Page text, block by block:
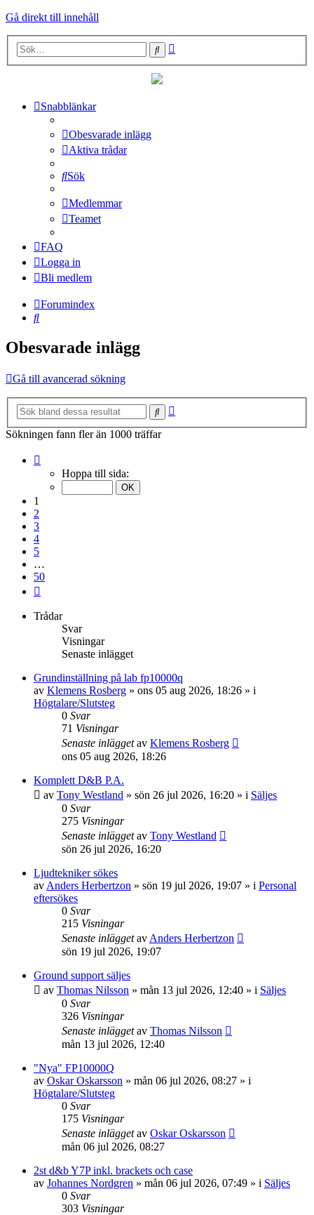
Gå direkt till innehåll
Sök
Snabblänkar
Obesvarade inlägg
Aktiva trådar
Sök
Medlemmar
Teamet
FAQ
Logga in
Bli medlem
Forumindex
Sök
Obesvarade inlägg
Gå till avancerad sökning
Sök
Sökningen fann fler än 1000 träffar
Hoppa till sida:
1
2
3
4
5
…
50
Trådar
Svar
Visningar
Senaste inlägget
Grundinställning på lab fp10000q
av Klemens Rosberg » ons 05 aug 2026, 18:26 » i
Högtalare/Slutsteg
0 Svar
71 Visningar
Senaste inläggetav Klemens Rosberg
ons 05 aug 2026, 18:26
Komplett D&B P.A.
av Tony Westland » sön 26 jul 2026, 16:20 » i Säljes
0 Svar
275 Visningar
Senaste inläggetav Tony Westland
sön 26 jul 2026, 16:20
Ljudtekniker sökes
av Anders Herbertzon » sön 19 jul 2026, 19:07 » i Personal
eftersökes
0 Svar
215 Visningar
Senaste inläggetav Anders Herbertzon
sön 19 jul 2026, 19:07
Ground support säljes
av Thomas Nilsson » mån 13 jul 2026, 12:40 » i Säljes
0 Svar
326 Visningar
Senaste inläggetav Thomas Nilsson
mån 13 jul 2026, 12:40
"Nya" FP10000Q
av Oskar Oskarsson » mån 06 jul 2026, 08:27 » i
Högtalare/Slutsteg
0 Svar
175 Visningar
Senaste inläggetav Oskar Oskarsson
mån 06 jul 2026, 08:27
2st d&b Y7P inkl. brackets och case
av Johannes Nordgren » mån 06 jul 2026, 07:49 » i Säljes
0 Svar
303 Visningar